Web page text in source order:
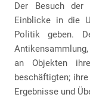
Der Besuch der
Einblicke in die
Politik geben.
an Objekten
beschäftigten;
Ergebnisse und